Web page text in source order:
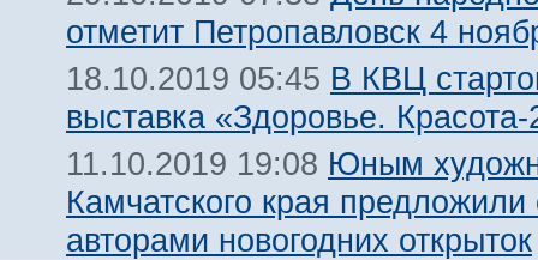
отметит Петропавловск 4
18.10.2019 05:45 В КВЦ
выставка «Здоровье.
11.10.2019 19:08 Юным
Камчатского края предложили
авторами новогодних открыток